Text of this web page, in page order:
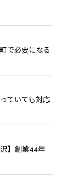
で必要になる
ていても対応
】創業44年